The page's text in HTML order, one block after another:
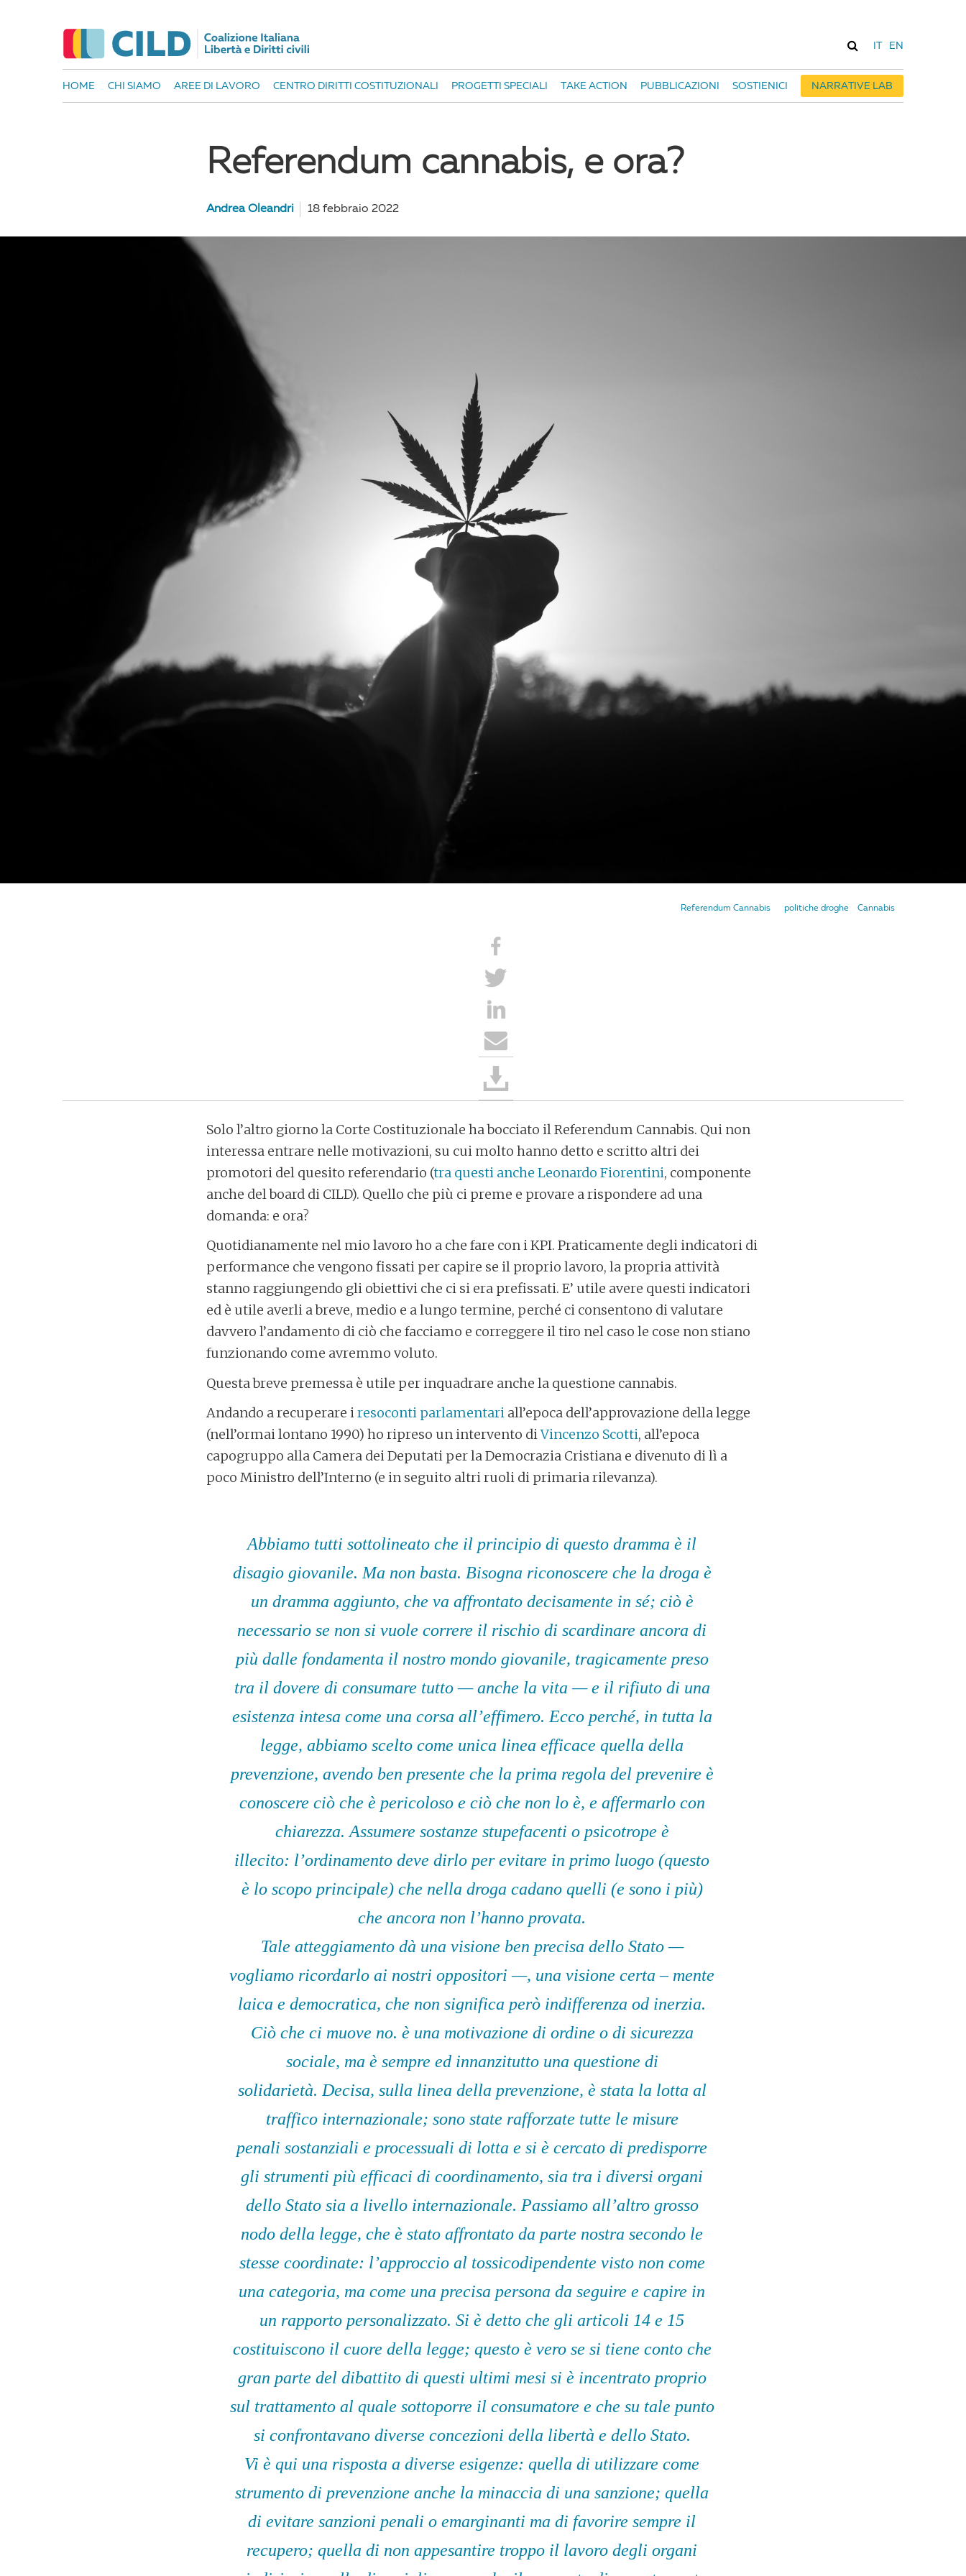
EN
HOME CHI SIAMO AREE DI LAVORO CENTRO DIRITTI COSTITUZIONALI PROGETTI SPECIALI TAKE ACTION PUBBLICAZIONI SOSTIENICI NARRATIVE LAB
Referendum cannabis, e ora?
Andrea Oleandri 18 febbraio 2022
Cannabis
politiche droghe
Referendum Cannabis
Solo l’altro giorno la Corte Costituzionale ha bocciato il Referendum Cannabis. Qui non
interessa entrare nelle motivazioni, su cui molto hanno detto e scritto altri dei
promotori del quesito referendario (tra questi anche Leonardo Fiorentini, componente
anche del board di CILD). Quello che più ci preme e provare a rispondere ad una
domanda: e ora?
Quotidianamente nel mio lavoro ho a che fare con i KPI. Praticamente degli indicatori di
performance che vengono fissati per capire se il proprio lavoro, la propria attività
stanno raggiungendo gli obiettivi che ci si era prefissati. E’ utile avere questi indicatori
ed è utile averli a breve, medio e a lungo termine, perché ci consentono di valutare
davvero l’andamento di ciò che facciamo e correggere il tiro nel caso le cose non stiano
funzionando come avremmo voluto.
Questa breve premessa è utile per inquadrare anche la questione cannabis.
Andando a recuperare iresoconti parlamentari all’epoca dell’approvazione della legge
(nell’ormai lontano 1990) ho ripreso un intervento diVincenzo Scotti, all’epoca
capogruppo alla Camera dei Deputati per la Democrazia Cristiana e divenuto di lì a
poco Ministro dell’Interno (e in seguito altri ruoli di primaria rilevanza).
Abbiamo tutti sottolineato che il principio di questo dramma è il
disagio giovanile. Ma non basta. Bisogna riconoscere che la droga è
un dramma aggiunto, che va affrontato decisamente in sé; ciò è
necessario se non si vuole correre il rischio di scardinare ancora di
più dalle fondamenta il nostro mondo giovanile, tragicamente preso
tra il dovere di consumare tutto — anche la vita — e il rifiuto di una
esistenza intesa come una corsa all’effimero. Ecco perché, in tutta la
legge, abbiamo scelto come unica linea efficace quella della
prevenzione, avendo ben presente che la prima regola del prevenire è
conoscere ciò che è pericoloso e ciò che non lo è, e affermarlo con
chiarezza. Assumere sostanze stupefacenti o psicotrope è
illecito: l’ordinamento deve dirlo per evitare in primo luogo (questo
è lo scopo principale) che nella droga cadano quelli (e sono i più)
che ancora non l’hanno provata.
Tale atteggiamento dà una visione ben precisa dello Stato —
vogliamo ricordarlo ai nostri oppositori —, una visione certa – mente
laica e democratica, che non significa però indifferenza od inerzia.
Ciò che ci muove no. è una motivazione di ordine o di sicurezza
sociale, ma è sempre ed innanzitutto una questione di
solidarietà. Decisa, sulla linea della prevenzione, è stata la lotta al
traffico internazionale; sono state rafforzate tutte le misure
penali sostanziali e processuali di lotta e si è cercato di predisporre
gli strumenti più efficaci di coordinamento, sia tra i diversi organi
dello Stato sia a livello internazionale. Passiamo all’altro grosso
nodo della legge, che è stato affrontato da parte nostra secondo le
stesse coordinate: l’approccio al tossicodipendente visto non come
una categoria, ma come una precisa persona da seguire e capire in
un rapporto personalizzato. Si è detto che gli articoli 14 e 15
costituiscono il cuore della legge; questo è vero se si tiene conto che
gran parte del dibattito di questi ultimi mesi si è incentrato proprio
sul trattamento al quale sottoporre il consumatore e che su tale punto
si confrontavano diverse concezioni della libertà e dello Stato.
Vi è qui una risposta a diverse esigenze: quella di utilizzare come
strumento di prevenzione anche la minaccia di una sanzione; quella
di evitare sanzioni penali o emarginanti ma di favorire sempre il
recupero; quella di non appesantire troppo il lavoro degli organi